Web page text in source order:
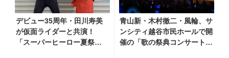
デビュー35周年・田川寿美
が仮面ライダーと共演！
「スーパーヒーロー夏祭り
青山新・木村徹二・風輪、サ
ンシティ越谷市民ホールで開
催の「歌の祭典コンサート～